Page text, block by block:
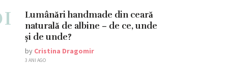
Lumânări handmade din ceară
naturală de albine – de ce, unde
și de unde?
by Cristina Dragomir
3 ANI AGO